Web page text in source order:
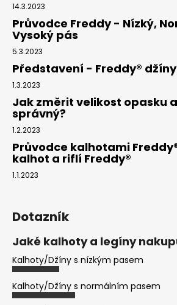
14.3.2023
Průvodce Freddy - Nízký,
Vysoký pás
5.3.2023
Představení - Freddy®
1.3.2023
Jak změrit velikost opasku
správný?
1.2.2023
Průvodce kalhotami
kalhot a riflí Freddy®
1.1.2023
Dotazník
Jaké kalhoty a legíny
Kalhoty/Džíny s nízkým pasem
Kalhoty/Džíny s normálním pasem